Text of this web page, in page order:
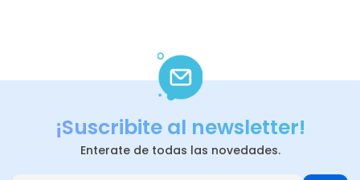
¡Suscribite al newsletter!
Enterate de todas las novedades.